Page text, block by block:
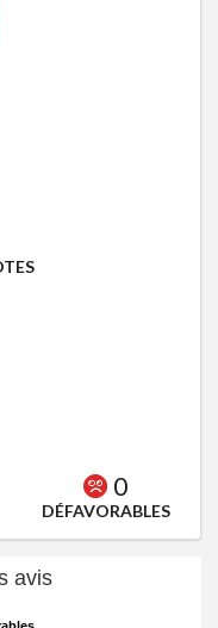
0
DÉFAVORABLES
avis